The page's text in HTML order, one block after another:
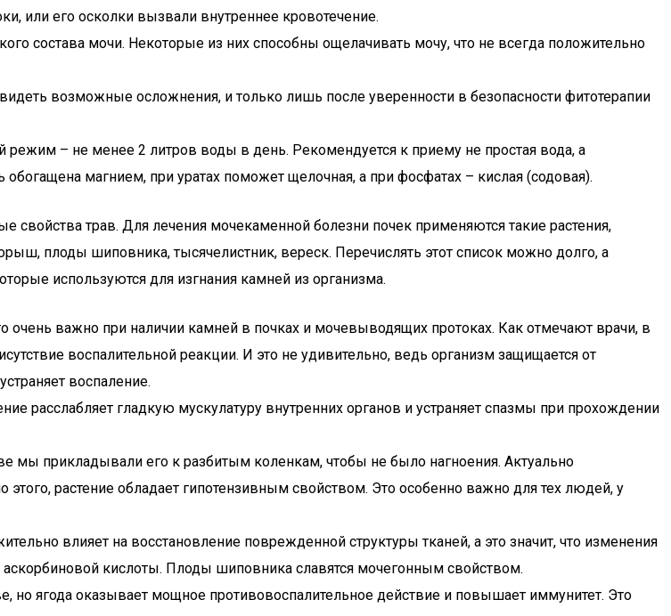
или его осколки вызвали внутреннее кровотечение.
состава мочи. Некоторые из них способны ощелачивать мочу, что не всегда положительно
возможные осложнения, и только лишь после уверенности в безопасности фитотерапии
– не менее 2 литров воды в день. Рекомендуется к приему не простая вода, а
магнием, при уратах поможет щелочная, а при фосфатах – кислая (содовая).
трав. Для лечения мочекаменной болезни почек применяются такие растения,
плоды шиповника, тысячелистник, вереск. Перечислять этот список можно долго, а
используются для изгнания камней из организма.
очень важно при наличии камней в почках и мочевыводящих протоках. Как отмечают врачи, в
воспалительной реакции. И это не удивительно, ведь организм защищается от
воспаление.
расслабляет гладкую мускулатуру внутренних органов и устраняет спазмы при прохождении
мы прикладывали его к разбитым коленкам, чтобы не было нагноения. Актуально
растение обладает гипотензивным свойством. Это особенно важно для тех людей, у
влияет на восстановление поврежденной структуры тканей, а это значит, что изменения
кислоты. Плоды шиповника славятся мочегонным свойством.
но ягода оказывает мощное противовоспалительное действие и повышает иммунитет. Это